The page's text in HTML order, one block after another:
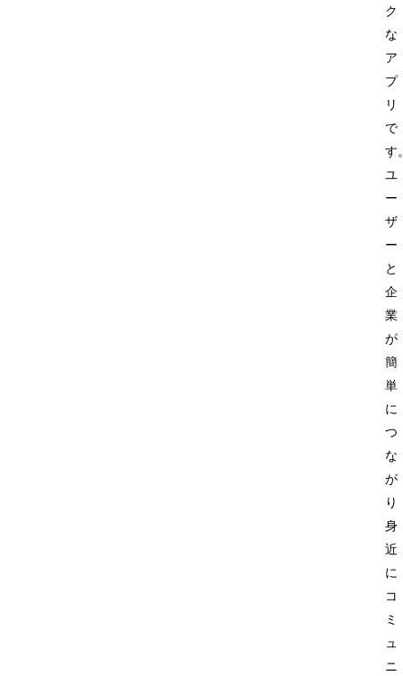
ク
な
ア
プ
リ
で
す
ユ
ー
ザ
ー
と
企
業
が
簡
単
に
つ
な
が
り
身
近
に
コ
ミ
ュ
ニ